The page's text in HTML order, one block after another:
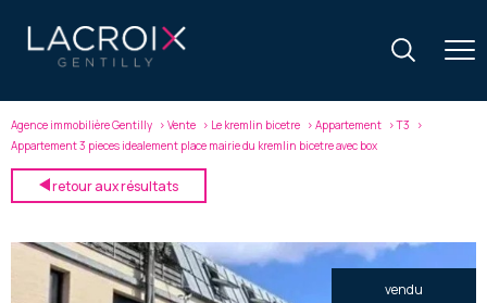
Agence immobilière Gentilly Vente Le kremlin bicetre Appartement
T3
Appartement 3 pieces idealement place mairie du kremlin bicetre avec box
retour aux résultats
vendu